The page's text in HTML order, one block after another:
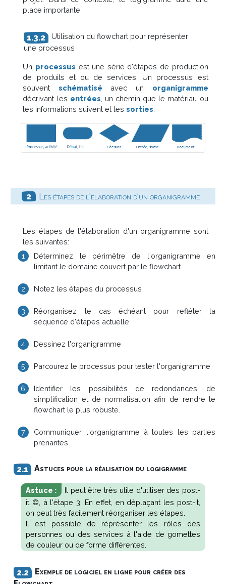
place importante.
Utilisation du flowchart pour représenter
une processus
Un processus est une série d'étapes de production
de produits et ou de services. Un processus est
souvent schématisé avec un organigramme
décrivant les entrées , un chemin que le matériau ou
les informations suivent et lessorties
Les étapes de l'élaboration d'un organigramme
Les étapes de l'élaboration d'un organigramme sont
les suivantes:
Déterminez le périmêtre de l'organigramme en
limitant le domaine couvert par le flowchart.
Notez les étapes du processus
Réorganisez le cas échéant pour refléter la
séquence d'étapes actuelle
Dessinez l'organigramme
Parcourez le processus pour tester l'organigramme
Identifier les possibilités de redondances, de
simplification et de normalisation afin de rendre le
flowchart le plus robuste.
Communiquer l'organigramme à toutes les parties
prenantes
Astuces pour la réalisation du logigramme
Il peut être très utile d'utiliser des post-
it ©, à l'étape 3. En effet, en déplaçant les post-it,
on peut très facilement réorganiser les étapes.
Il est possible de réprésenter les rôles des
personnes ou des services à l'aide de gomettes
de couleur ou de forme différentes.
Exemple de logiciel en ligne pour créer des